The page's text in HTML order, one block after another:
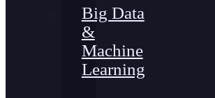
Big Data
&
Machine
Learning